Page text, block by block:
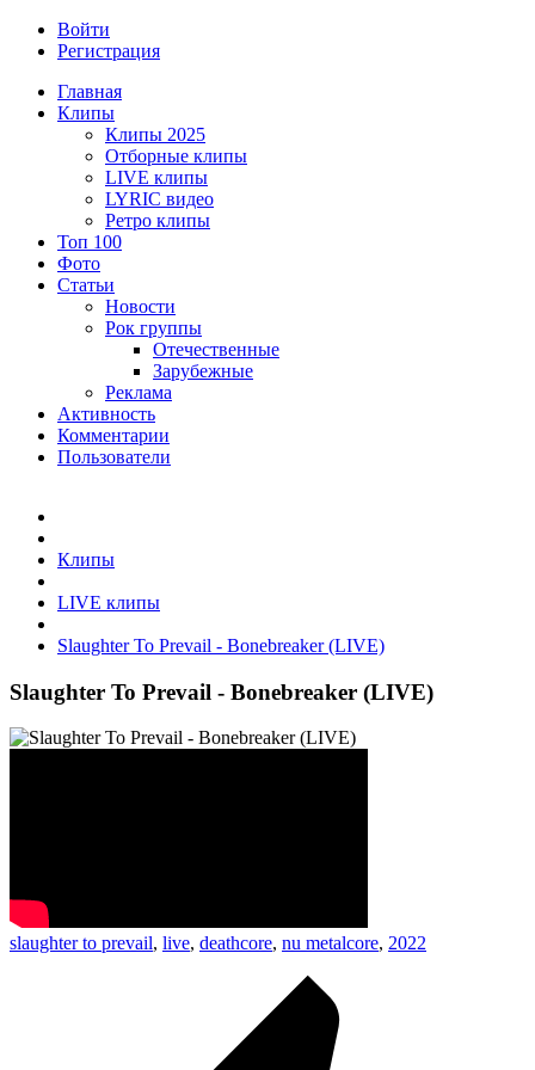
Войти
Регистрация
Главная
Клипы
Клипы 2025
Отборные клипы
LIVE клипы
LYRIC видео
Ретро клипы
Топ 100
Фото
Статьи
Новости
Рок группы
Отечественные
Зарубежные
Реклама
Активность
Комментарии
Пользователи
Клипы
LIVE клипы
Slaughter To Prevail - Bonebreaker (LIVE)
Slaughter To Prevail - Bonebreaker (LIVE)
slaughter to prevail, live, deathcore, nu metalcore, 2022